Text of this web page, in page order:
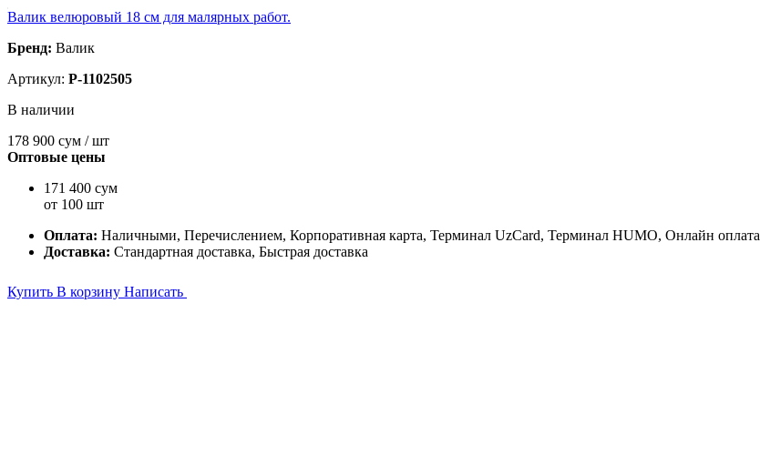
Валик велюровый 18 см для малярных работ.
Бренд: Валик
Артикул: P-1102505
В наличии
178 900 сум / шт
Оптовые цены
171 400 сум
от 100 шт
Оплата: Наличными, Перечислением, Корпоративная карта, Терминал UzCard, Терминал HUMO, Онлайн оплата
Доставка: Стандартная доставка, Быстрая доставка
Купить В корзину Написать